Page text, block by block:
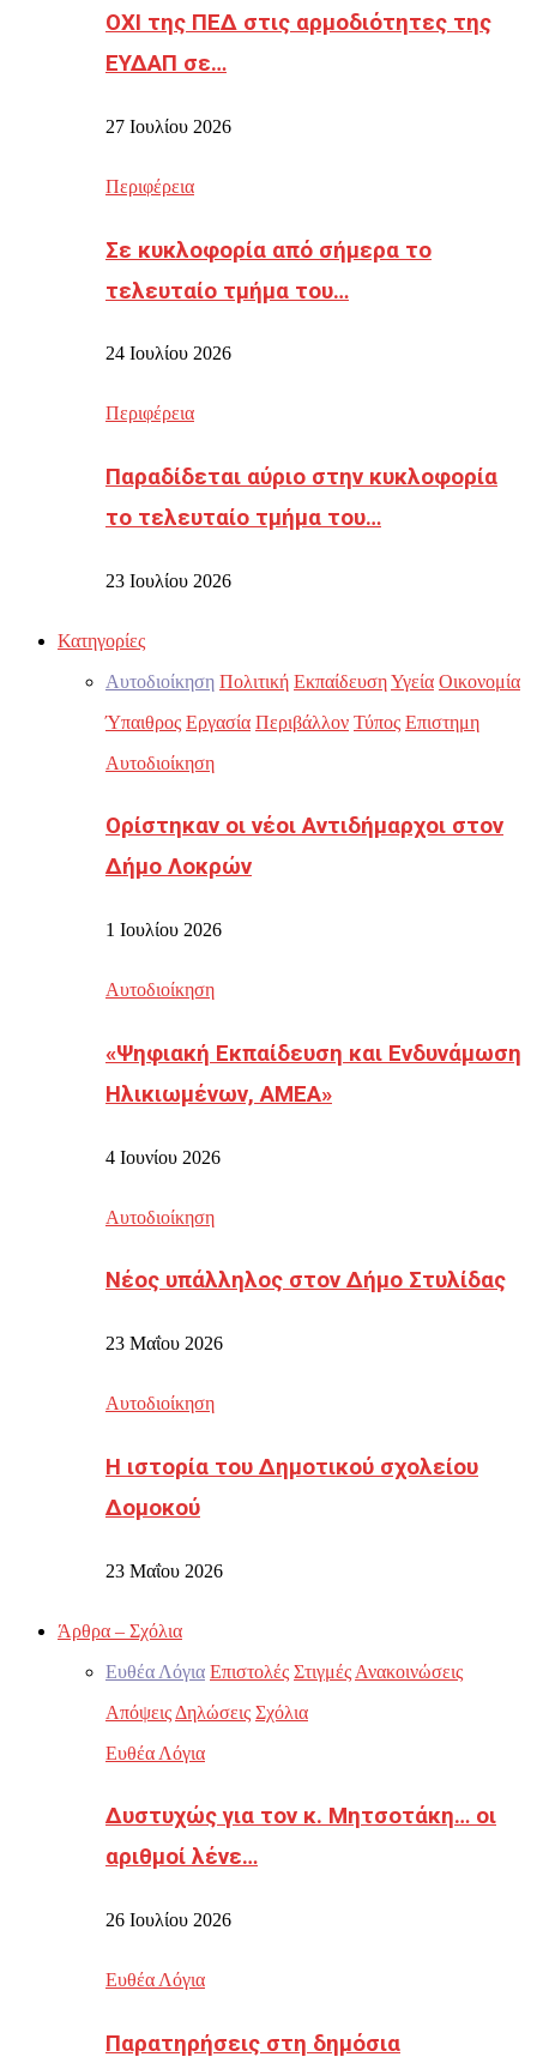
ΟΧΙ της ΠΕΔ στις αρμοδιότητες της
ΕΥΔΑΠ σε…
27 Ιουλίου 2026
Περιφέρεια
Σε κυκλοφορία από σήμερα το
τελευταίο τμήμα του…
24 Ιουλίου 2026
Περιφέρεια
Παραδίδεται αύριο στην κυκλοφορία
το τελευταίο τμήμα του…
23 Ιουλίου 2026
Κατηγορίες
Αυτοδιοίκηση Πολιτική ΕκπαίδευσηΥγεία Οικονομία
Ύπαιθρος Εργασία Περιβάλλον Τύπος Επιστημη
Αυτοδιοίκηση
Ορίστηκαν οι νέοι Αντιδήμαρχοι στον
Δήμο Λοκρών
1 Ιουλίου 2026
Αυτοδιοίκηση
«Ψηφιακή Εκπαίδευση και Ενδυνάμωση
Ηλικιωμένων, ΑΜΕΑ»
4 Ιουνίου 2026
Αυτοδιοίκηση
Νέος υπάλληλος στον Δήμο Στυλίδας
23 Μαΐου 2026
Αυτοδιοίκηση
Η ιστορία του Δημοτικού σχολείου
Δομοκού
23 Μαΐου 2026
Άρθρα – Σχόλια
Ευθέα Λόγια Επιστολές Στιγμές Ανακοινώσεις
Απόψεις Δηλώσεις Σχόλια
Ευθέα Λόγια
Δυστυχώς για τον κ. Μητσοτάκη… οι
αριθμοί λένε…
26 Ιουλίου 2026
Ευθέα Λόγια
Παρατηρήσεις στη δημόσια